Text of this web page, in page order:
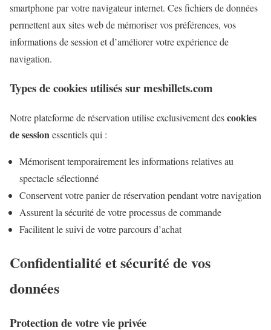
smartphone par votre navigateur internet. Ces fichiers de données
permettent aux sites web de mémoriser vos préférences, vos
informations de session et d’améliorer votre expérience de
navigation.
Types de cookies utilisés sur mesbillets.com
Notre plateforme de réservation utilise exclusivement descookies
de sessionessentiels qui :
Mémorisent temporairement les informations relatives au
spectacle sélectionné
Conservent votre panier de réservation pendant votre navigation
Assurent la sécurité de votre processus de commande
Facilitent le suivi de votre parcours d’achat
Confidentialité et sécurité de vos
données
Protection de votre vie privée